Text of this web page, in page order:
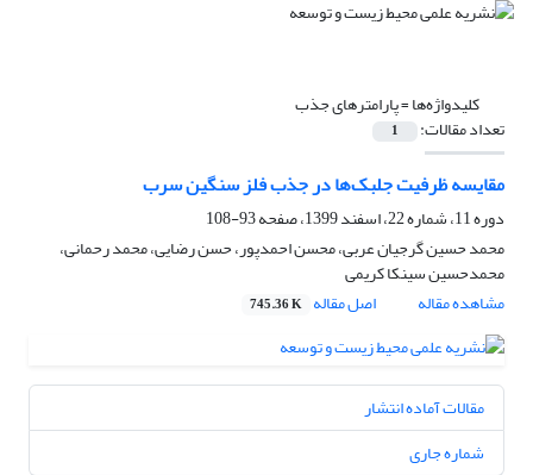
کلیدواژه‌ها =پارامترهای جذب
تعداد مقالات: 1
مقایسه ظرفیت جلبک‌ها در جذب فلز سنگین سرب
دوره 11، شماره 22، اسفند 1399، صفحه
93-108
محمد حسین گرجیان عربی، محسن احمدپور، حسن رضایی، محمد رحمانی،
محمدحسین سینکا کریمی
مشاهده مقاله
اصل مقاله 745.36 K
مقالات آماده انتشار
شماره جاری